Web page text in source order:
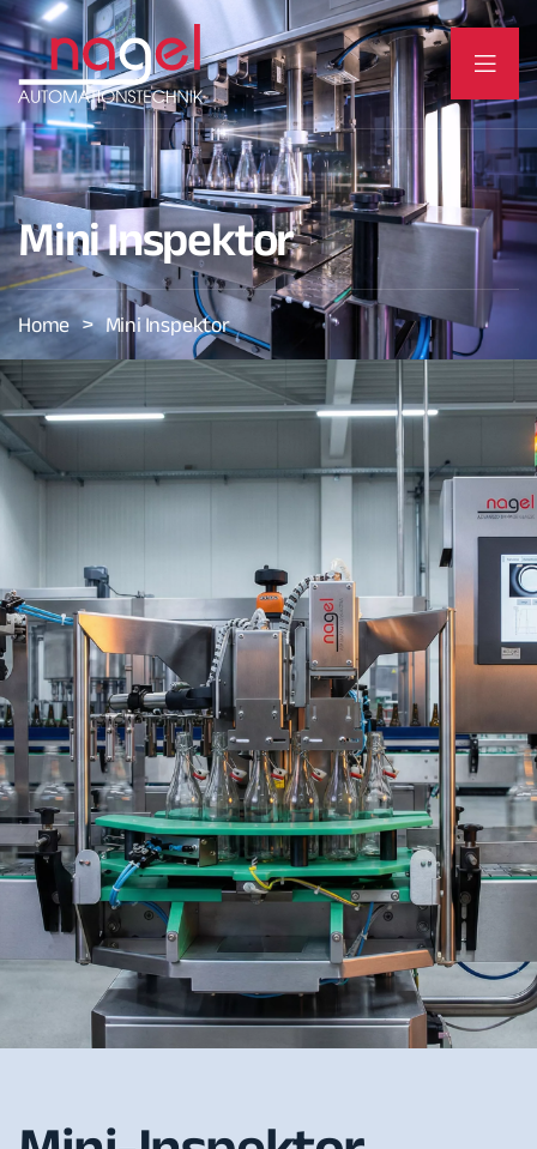
Mini Inspektor
Home>Mini Inspektor